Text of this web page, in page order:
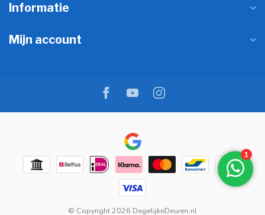
Informatie
Mijn account
© Copyright 2026 DegelijkeDeuren.nl